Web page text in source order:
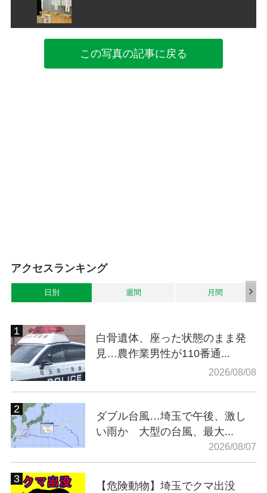
この写真の記事に戻る
アクセスランキング
日別 週間 月間
白骨遺体、座った状態のまま発
見…農作業男性が110番通...
2026/08/08
ダブル台風…埼玉で午後、激し
い雨か 大型の台風、最大...
2026/08/07
【危険動物】埼玉でクマ出没